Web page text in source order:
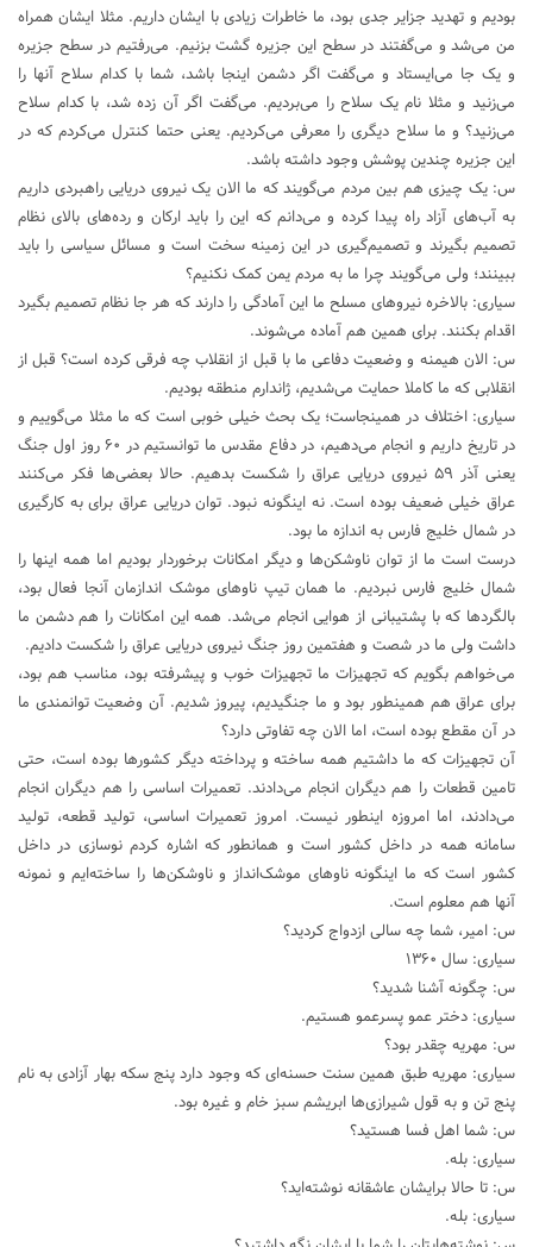
بودیم و تهدید جزایر جدی بود، ما خاطرات زیادی با ایشان داریم. مثلا ایشان همراه
من می‌شد و می‌گفتند در سطح این جزیره گشت بزنیم. می‌رفتیم در سطح جزیره
و یک جا می‌ایستاد و می‌گفت اگر دشمن اینجا باشد، شما با کدام سلاح آنها را
می‌زنید و مثلا نام یک سلاح را می‌بردیم. می‌گفت اگر آن زده شد، با کدام سلاح
می‌زنید؟ و ما سلاح دیگری را معرفی می‌کردیم. یعنی حتما کنترل می‌کردم که در
این جزیره چندین پوشش وجود داشته باشد.
س: یک چیزی هم بین مردم می‌گویند که ما الان یک نیروی دریایی راهبردی داریم
به آب‌های آزاد راه پیدا کرده و می‌دانم که این را باید ارکان و رده‌های بالای نظام
تصمیم بگیرند و تصمیم‌گیری در این زمینه سخت است و مسائل سیاسی را باید
ببینند؛ ولی می‌گویند چرا ما به مردم یمن کمک نکنیم؟
سیاری: بالاخره نیروهای مسلح ما این آمادگی را دارند که هر جا نظام تصمیم بگیرد
اقدام بکنند. برای همین هم آماده می‌شوند.
س: الان هیمنه و وضعیت دفاعی ما با قبل از انقلاب چه فرقی کرده است؟ قبل از
انقلابی که ما کاملا حمایت می‌شدیم، ژاندارم منطقه بودیم.
سیاری: اختلاف در همینجاست؛ یک بحث خیلی خوبی است که ما مثلا می‌گوییم و
در تاریخ داریم و انجام می‌دهیم، در دفاع مقدس ما توانستیم در ۶۰ روز اول جنگ
یعنی آذر ۵۹ نیروی دریایی عراق را شکست بدهیم. حالا بعضی‌ها فکر می‌کنند
عراق خیلی ضعیف بوده است. نه اینگونه نبود. توان دریایی عراق برای به کارگیری
در شمال خلیج فارس به اندازه ما بود.
درست است ما از توان ناوشکن‌ها و دیگر امکانات برخوردار بودیم اما همه اینها را
شمال خلیج فارس نبردیم. ما همان تیپ ناوهای موشک اندازمان آنجا فعال بود،
بالگردها که با پشتیبانی از هوایی انجام می‌شد. همه این امکانات را هم دشمن ما
داشت ولی ما در شصت و هفتمین روز جنگ نیروی دریایی عراق را شکست دادیم.
می‌خواهم بگویم که تجهیزات ما تجهیزات خوب و پیشرفته بود، مناسب هم بود،
برای عراق هم همینطور بود و ما جنگیدیم، پیروز شدیم. آن وضعیت توانمندی ما
در آن مقطع بوده است، اما الان چه تفاوتی دارد؟
آن تجهیزات که ما داشتیم همه ساخته و پرداخته دیگر کشورها بوده است، حتی
تامین قطعات را هم دیگران انجام می‌دادند. تعمیرات اساسی را هم دیگران انجام
می‌دادند، اما امروزه اینطور نیست. امروز تعمیرات اساسی، تولید قطعه، تولید
سامانه همه در داخل کشور است و همانطور که اشاره کردم نوسازی در داخل
کشور است که ما اینگونه ناوهای موشک‌انداز و ناوشکن‌ها را ساخته‌ایم و نمونه
آنها هم معلوم است.
س: امیر، شما چه سالی ازدواج کردید؟
سیاری: سال ۱۳۶۰
س: چگونه آشنا شدید؟
سیاری: دختر عمو پسرعمو هستیم.
س: مهریه چقدر بود؟
سیاری: مهریه طبق همین سنت حسنه‌ای که وجود دارد پنج سکه بهار آزادی به نام
پنج تن و به قول شیرازی‌ها ابریشم سبز خام و غیره بود.
س: شما اهل فسا هستید؟
سیاری: بله.
س: تا حالا برایشان عاشقانه نوشته‌اید؟
سیاری: بله.